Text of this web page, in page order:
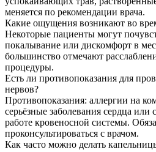
меняется по рекомендации врача.
Какие ощущения возникают во
Некоторые пациенты могут
покалывание или дискомфорт в
большинство отмечают
процедуры.
Есть ли противопоказания для
нервов?
Противопоказания: аллергии на
серьёзные заболевания сердца или
работе кровеносной системы.
проконсультироваться с врачом.
Как часто можно делать